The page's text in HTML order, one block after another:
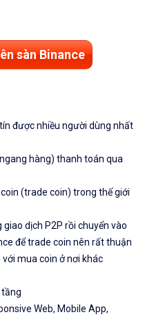
sàn Binance
được nhiều người dùng nhất
hàng) thanh toán qua
(trade coin) trong thế giới
dịch P2P rồi chuyển vào
để trade coin nên rất thuận
mua coin ở nơi khác
tầng
Web, Mobile App,